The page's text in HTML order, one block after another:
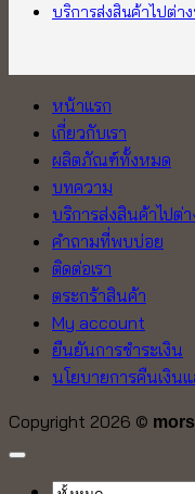
บริการส่งสินค้าไปต่า
หน้าแรก
เกี่ยวกับเรา
ผลิตภัณฑ์ทั้งหมด
บทความ
บริการส่งสินค้าไปต่า
คำถามที่พบบ่อย
ติดต่อเรา
ตระกร้าสินค้า
My account
ยืนยันการชำระเงิน
นโยบายการคืนเงิน
Copyright 2026 ©